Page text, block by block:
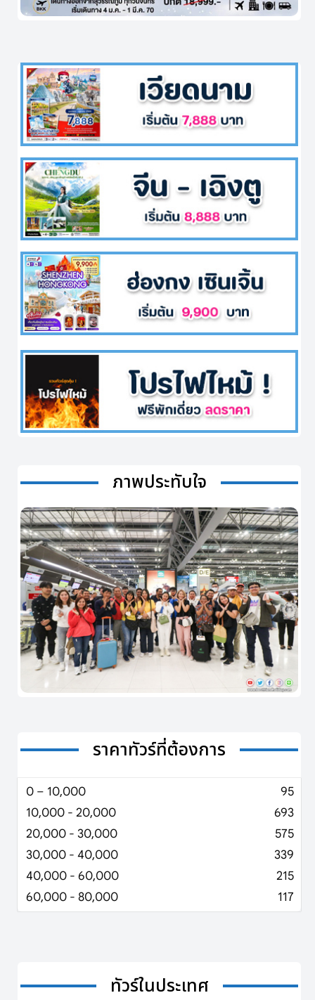
ภาพประทับใจ
ราคาทัวร์ที่ต้องการ
0 – 10,000
95
10,000 - 20,000
693
20,000 - 30,000
575
30,000 - 40,000
339
40,000 - 60,000
215
60,000 - 80,000
117
ทัวร์ในประเทศ